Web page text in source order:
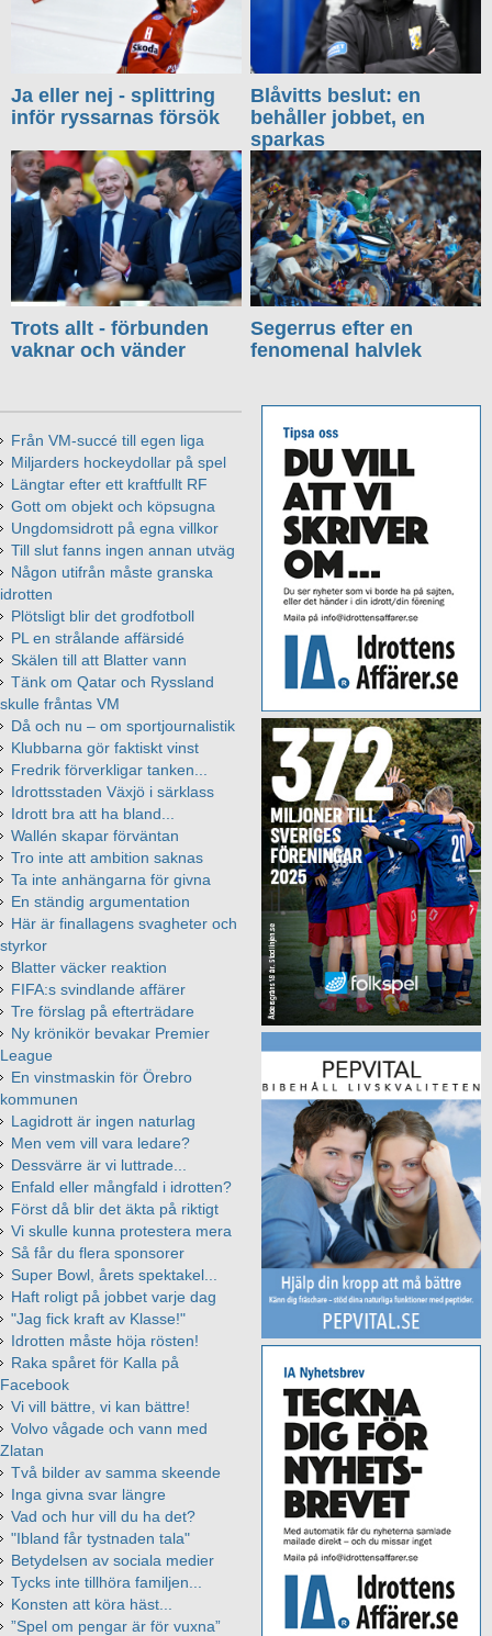
Ja eller nej - splittring
inför ryssarnas försök
Blåvitts beslut: en
behåller jobbet, en
sparkas
Trots allt - förbunden
vaknar och vänder
Segerrus efter en
fenomenal halvlek
Från VM-succé till egen liga
Miljarders hockeydollar på spel
Längtar efter ett kraftfullt RF
Gott om objekt och köpsugna
Ungdomsidrott på egna villkor
Till slut fanns ingen annan utväg
Någon utifrån måste granska
idrotten
Plötsligt blir det grodfotboll
PL en strålande affärsidé
Skälen till att Blatter vann
Tänk om Qatar och Ryssland
skulle fråntas VM
Då och nu – om sportjournalistik
Klubbarna gör faktiskt vinst
Fredrik förverkligar tanken...
Idrottsstaden Växjö i särklass
Idrott bra att ha bland...
Wallén skapar förväntan
Tro inte att ambition saknas
Ta inte anhängarna för givna
En ständig argumentation
Här är finallagens svagheter och
styrkor
Blatter väcker reaktion
FIFA:s svindlande affärer
Tre förslag på efterträdare
Ny krönikör bevakar Premier
League
En vinstmaskin för Örebro
kommunen
Lagidrott är ingen naturlag
Men vem vill vara ledare?
Dessvärre är vi luttrade...
Enfald eller mångfald i idrotten?
Först då blir det äkta på riktigt
Vi skulle kunna protestera mera
Så får du flera sponsorer
Super Bowl, årets spektakel...
Haft roligt på jobbet varje dag
"Jag fick kraft av Klasse!"
Idrotten måste höja rösten!
Raka spåret för Kalla på
Facebook
Vi vill bättre, vi kan bättre!
Volvo vågade och vann med
Zlatan
Två bilder av samma skeende
Inga givna svar längre
Vad och hur vill du ha det?
"Ibland får tystnaden tala"
Betydelsen av sociala medier
Tycks inte tillhöra familjen...
Konsten att köra häst...
”Spel om pengar är för vuxna”